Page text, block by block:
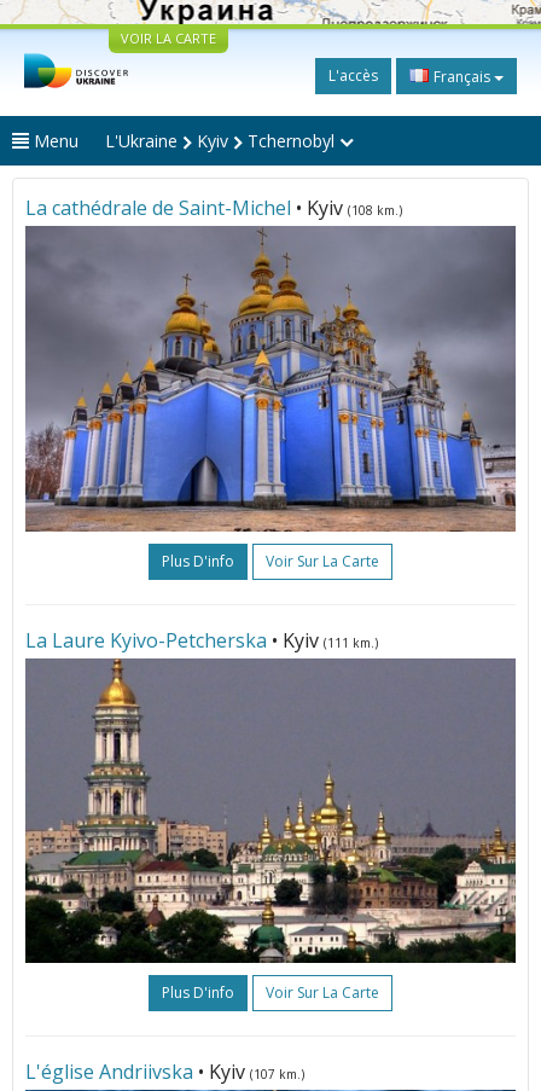
VOIR LA CARTE
L'accès Français
Menu L'Ukraine Kyiv Tchernobyl
La cathédrale de Saint-Michel • Kyiv (108 km.)
Plus D'info Voir Sur La Carte
La Laure Kyivo-Petcherska • Kyiv (111 km.)
Plus D'info Voir Sur La Carte
L'église Andriivska • Kyiv (107 km.)